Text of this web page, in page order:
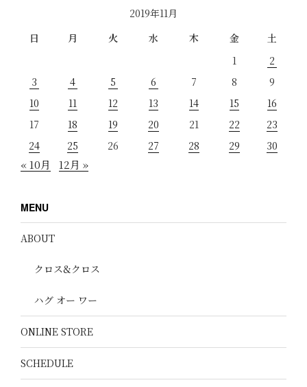
2019年11月
日
月 火 水 木 金
土
1
2
3
4 5 6 7 8
9
10
11 12 13 14 15
16
17
18 19 20 21 22
23
24
25 26 27 28 29 30
« 10月 12月 »
MENU
ABOUT
クロス&クロス
ハグ オー ワー
ONLINE STORE
SCHEDULE